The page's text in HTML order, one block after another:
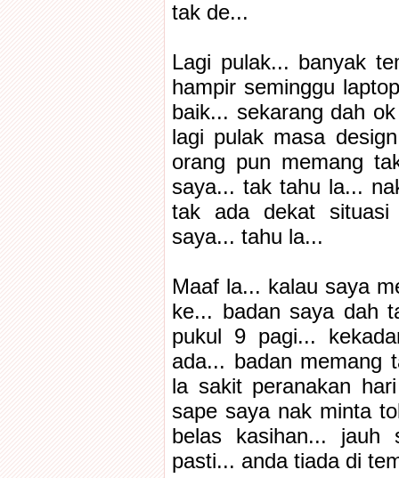
tak de...
Lagi pulak... banyak
hampir seminggu
baik... sekarang dah
lagi pulak masa
orang pun memang
saya... tak tahu la...
tak ada dekat situasi
saya... tahu la...
Maaf la... kalau saya
ke... badan saya dah
pukul 9 pagi...
ada... badan memang
la sakit peranakan
sape saya nak minta
belas kasihan... jauh
pasti... anda tiada di